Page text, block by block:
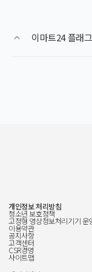
이마트24 플래
개인정보 처리방침
청소년 보호정책
고정형 영상정보처리기기 운
이용약관
공지사항
고객센터
CSR경영
사이트맵